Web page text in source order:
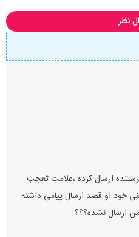
نظر
ارسال کرده ،علامت تعجب
خود او قصد ارسال پیامی داشته
ارسال نشده؟؟؟